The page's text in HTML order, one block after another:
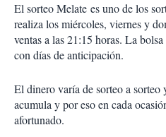
El sorteo Melate es uno de los
realiza los miércoles, viernes y
ventas a las 21:15 horas. La
con días de anticipación.
El dinero varía de sorteo a sorteo
acumula y por eso en cada
afortunado.